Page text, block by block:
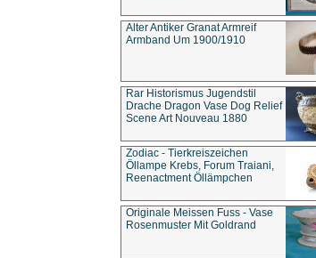
Alter Antiker Granat Armreif
Armband Um 1900/1910
Rar Historismus Jugendstil
Drache Dragon Vase Dog Relief
Scene Art Nouveau 1880
Zodiac - Tierkreiszeichen
Öllampe Krebs, Forum Traiani,
Reenactment Öllämpchen
Originale Meissen Fuss - Vase
Rosenmuster Mit Goldrand